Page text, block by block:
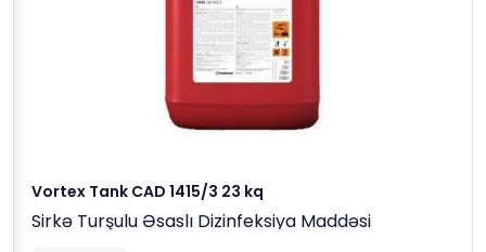
Vortex Tank CAD 1415/3 23 kq
Sirkə Turşulu Əsaslı Dizinfeksiya Maddəsi